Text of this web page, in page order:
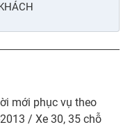
mới phục vụ theo
/ Xe 30, 35 chỗ